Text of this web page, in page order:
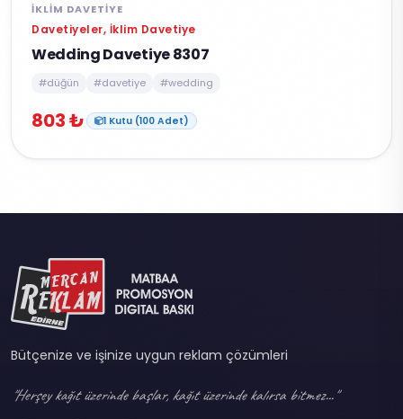
İKLIM DAVETIYE
Davetiyeler, İklim Davetiye
Wedding Davetiye 8307
#düğün #davetiye #wedding
803 ₺ 1 Kutu (100 Adet)
Bütçenize ve işinize uygun reklam çözümleri
"Herşey kağıt üzerinde başlar, kağıt üzerinde kalırsa bitmez..."